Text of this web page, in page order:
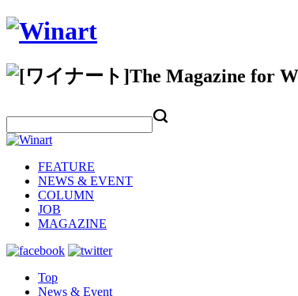
FEATURE
NEWS & EVENT
COLUMN
JOB
MAGAZINE
Top
News & Event